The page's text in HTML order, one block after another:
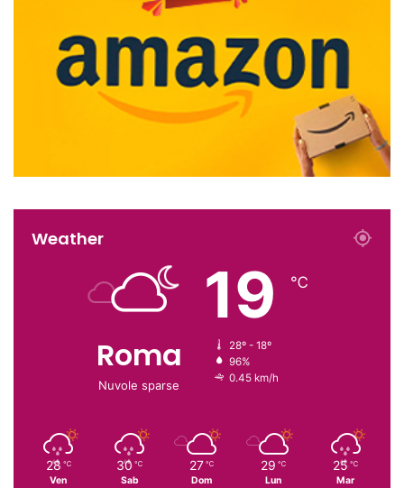
Weather
Roma
Nuvole sparse
19 ℃
28º - 18º
96%
0.45 km/h
28 ℃
Ven
30 ℃
Sab
27 ℃
Dom
29 ℃
Lun
25 ℃
Mar